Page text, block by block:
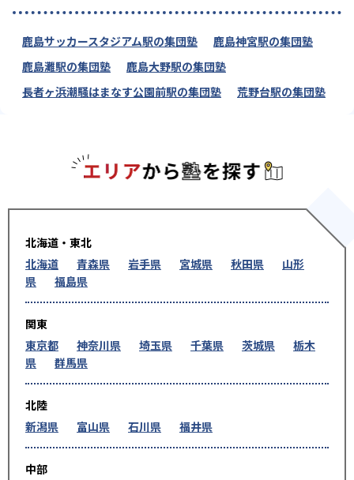
鹿島サッカースタジアム駅の集団塾
鹿島神宮駅の集団塾
鹿島灘駅の集団塾
鹿島大野駅の集団塾
長者ヶ浜潮騒はまなす公園前駅の集団塾
荒野台駅の集団塾
北海道・東北
北海道
青森県 岩手県 宮城県 秋田県
山形
県
福島県
関東
東京都
神奈川県 埼玉県 千葉県 茨城県
栃木
県
群馬県
北陸
新潟県
富山県 石川県 福井県
中部